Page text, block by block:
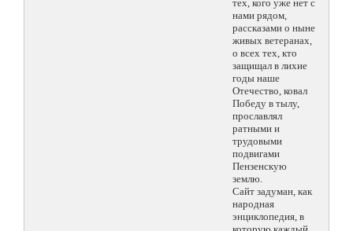
тех, кого уже нет с
нами рядом,
рассказами о ныне
живых ветеранах,
о всех тех, кто
защищал в лихие
годы наше
Отечество, ковал
Победу в тылу,
прославлял
ратными и
трудовыми
подвигами
Пензенскую
землю.
Сайт задуман, как
народная
энциклопедия, в